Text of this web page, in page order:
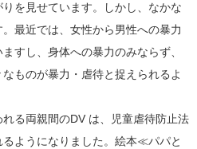
を見せています。しかし、なかな
最近では、女性から男性への暴力
すし、身体への暴力のみならず、
ものが暴力・虐待と捉えられるよ
る両親間のDV は、児童虐待防止法
ようになりました。絵本≪パパと